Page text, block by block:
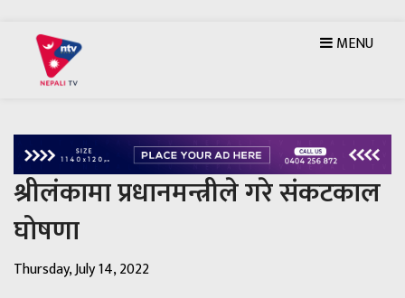
MENU
श्रीलंकामा प्रधानमन्त्रीले गरे संकटकाल
घोषणा
Thursday, July 14, 2022